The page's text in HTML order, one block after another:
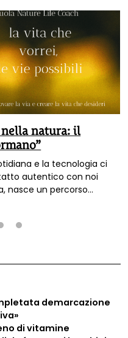
nella natura: il
e la tecnologia ci
autentico con noi
nasce un percorso
connessione
di Passi che
del Trentino,
mondo naturale.
demarcazione
di vitamine